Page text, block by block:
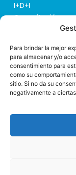
Para brindar la mejor
para almacenar y/o
consentimiento para
como su
sitio. Si no da su
negativamente a
I+D+I
Capacitación
Consultoría
Contacto
> Plaza Semana
(Valencia)
> +34 960 083
> info@ipresas.com
iPresas © Todos los